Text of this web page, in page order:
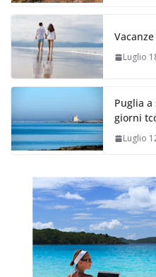
Luglio
Puglia
giorni
Luglio